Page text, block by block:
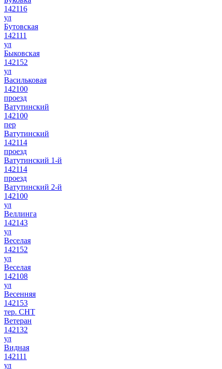
142116
ул
Бутовская
142111
ул
Быковская
142152
ул
Васильковая
142100
проезд
Ватутинский
142100
пер
Ватутинский
142114
проезд
Ватутинский 1-й
142114
проезд
Ватутинский 2-й
142100
ул
Веллинга
142143
ул
Веселая
142152
ул
Веселая
142108
ул
Весенняя
142153
тер. СНТ
Ветеран
142132
ул
Видная
142111
ул